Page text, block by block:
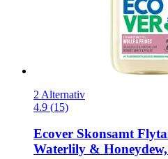
2 Alternativ
4.9 (15)
Ecover Skonsamt
Waterlily &